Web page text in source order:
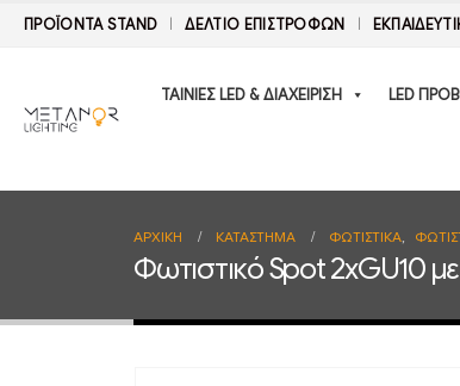
ΠΡΟΪΟΝΤΑ STAND ΔΕΛΤΊΟ ΕΠΙΣΤΡΟΦΏΝ
ΤΑΙΝΙΕΣ LED & ΔΙΑΧΕΙΡΙΣΗ LED
ΑΡΧΙΚΉ ΚΑΤΆΣΤΗΜΑ ΦΩΤΙΣΤΙΚΑ,
Φωτιστικό Spot 2xGU10